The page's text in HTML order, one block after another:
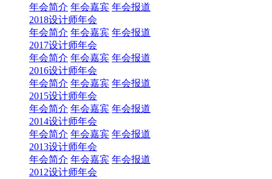
年会简介 年会嘉宾 年会报道
2018设计师年会
年会简介 年会嘉宾 年会报道
2017设计师年会
年会简介 年会嘉宾 年会报道
2016设计师年会
年会简介 年会嘉宾 年会报道
2015设计师年会
年会简介 年会嘉宾 年会报道
2014设计师年会
年会简介 年会嘉宾 年会报道
2013设计师年会
年会简介 年会嘉宾 年会报道
2012设计师年会